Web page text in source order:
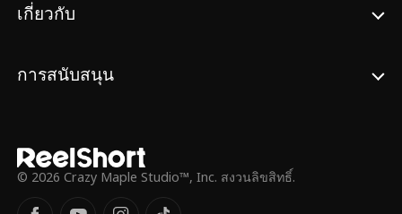
เกี่ยวกับ
การสนับสนุน
© 2026 Crazy Maple Studio™, Inc. สงวนลิขสิทธิ์.